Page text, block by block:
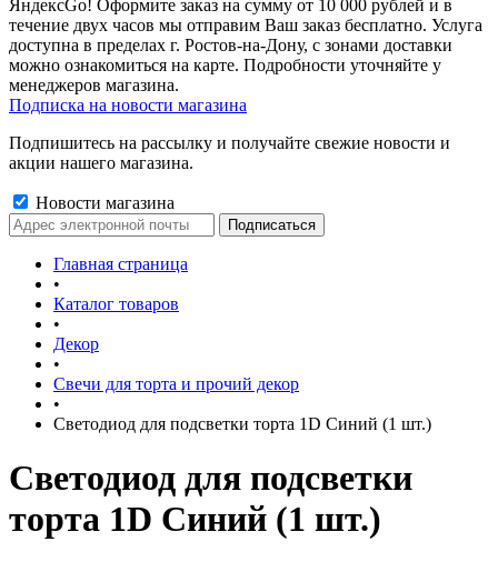
ЯндексGo! Оформите заказ на сумму от 10 000 рублей и в
течение двух часов мы отправим Ваш заказ бесплатно. Услуга
доступна в пределах г. Ростов-на-Дону, с зонами доставки
можно ознакомиться на карте. Подробности уточняйте у
менеджеров магазина.
Подписка на новости магазина
Подпишитесь на рассылку и получайте свежие новости и
акции нашего магазина.
Новости магазина
Главная страница
•
Каталог товаров
•
Декор
•
Свечи для торта и прочий декор
•
Светодиод для подсветки торта 1D Синий (1 шт.)
Светодиод для подсветки
торта 1D Синий (1 шт.)